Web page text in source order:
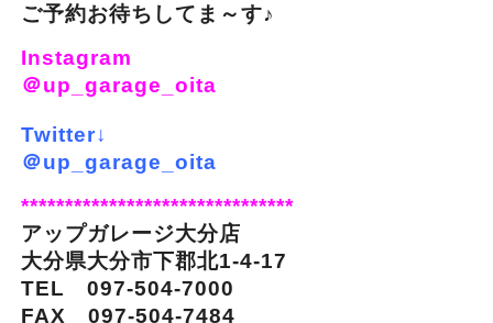
ご予約お待ちしてま～す♪
Instagram
＠up_garage_oita
Twitter↓
＠up_garage_oita
*******************************
アップガレージ大分店
大分県大分市下郡北1-4-17
TEL 097-504-7000
FAX 097-504-7484